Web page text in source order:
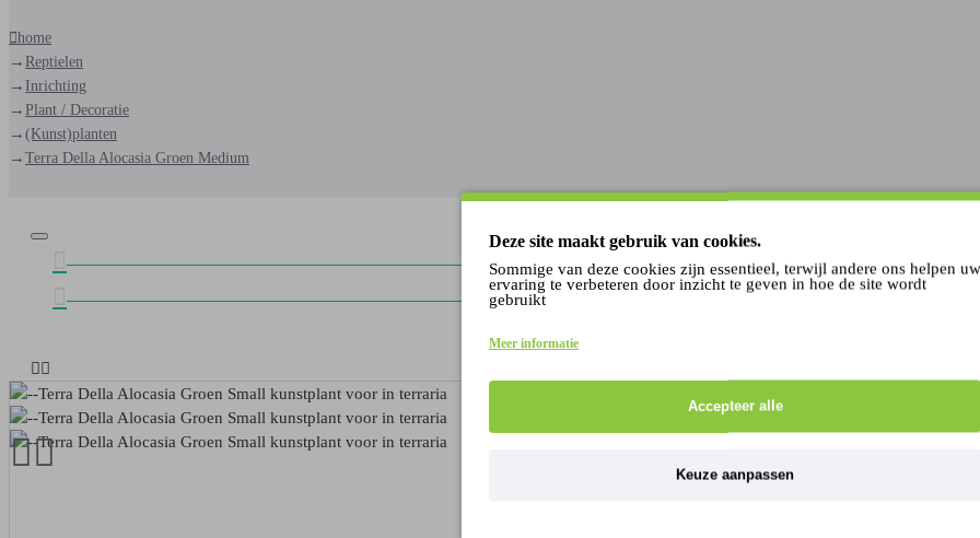
home
Reptielen
Inrichting
Plant / Decoratie
(Kunst)planten
Terra Della Alocasia Groen Medium
Deze site maakt gebruik van cookies.
Sommige van deze cookies zijn essentieel, terwijl andere ons helpen uw
ervaring te verbeteren door inzicht te geven in hoe de site wordt
gebruikt
Meer informatie
Accepteer alle
Keuze aanpassen